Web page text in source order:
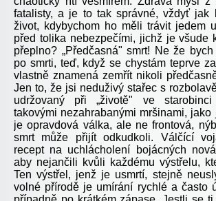
fatalisty, a je to tak správné, vždyť jak
život, kdybychom ho měli trávit jedem
před tolika nebezpečími, jichž je všude
přeplno? „Předčasná" smrt! Ne že bych
po smrti, teď, když se chystám teprve
vlastně znamená zemřít nikoli
Jen to, že jsi neduživý stařec s
udržovaný při „životě" ve
takovými nezahrabanými mršinami, jako
je opravdová válka, ale ne frontová,
smrt může přijít odkudkoli. Válčící
recept na uchlácholení bojácných
aby nejančili kvůli každému výstřelu,
Ten výstřel, jenž je usmrtí, stejně
volné přírodě je umírání rychlé a často